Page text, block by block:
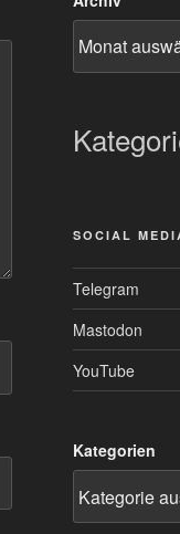
SOCIAL
Telegram
Mastodon
YouTube
Kategorien